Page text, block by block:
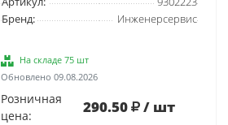
Бренд:
Инженерсервис
На складе 75 шт
Обновлено 09.08.2026
Розничная
цена:
290.50 / шт